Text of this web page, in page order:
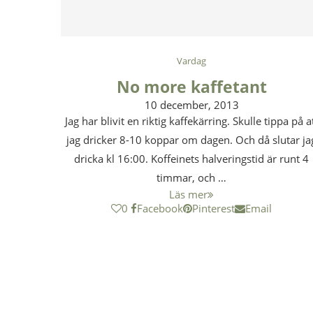
Vardag
No more kaffetant
10 december, 2013
Jag har blivit en riktig kaffekärring. Skulle tippa på
jag dricker 8-10 koppar om dagen. Och då slutar
dricka kl 16:00. Koffeinets halveringstid är runt 4
timmar, och …
Läs mer
0
Facebook Pinterest Email